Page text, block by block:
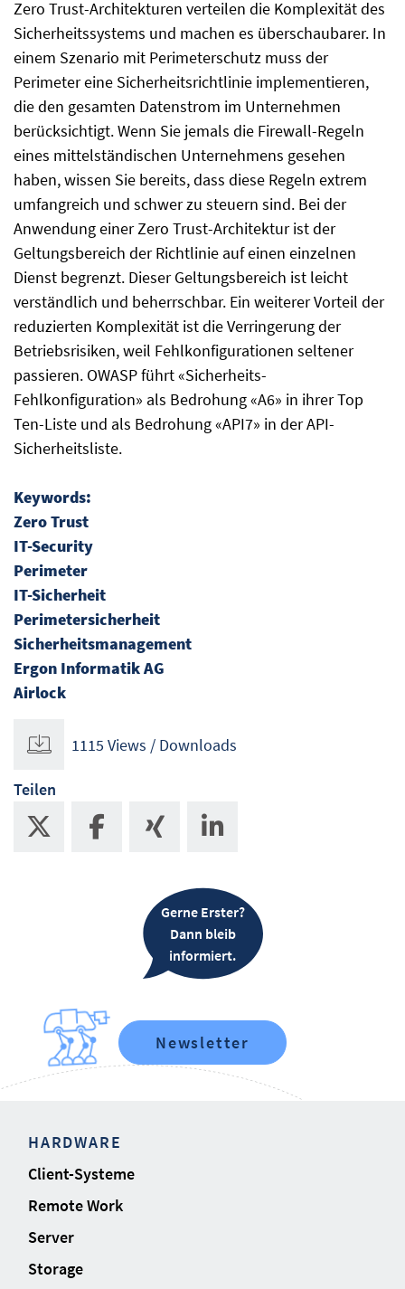
Zero Trust-Architekturen verteilen die Komplexität des
Sicherheitssystems und machen es überschaubarer. In
einem Szenario mit Perimeterschutz muss der
Perimeter eine Sicherheitsrichtlinie implementieren,
die den gesamten Datenstrom im Unternehmen
berücksichtigt. Wenn Sie jemals die Firewall-Regeln
eines mittelständischen Unternehmens gesehen
haben, wissen Sie bereits, dass diese Regeln extrem
umfangreich und schwer zu steuern sind. Bei der
Anwendung einer Zero Trust-Architektur ist der
Geltungsbereich der Richtlinie auf einen einzelnen
Dienst begrenzt. Dieser Geltungsbereich ist leicht
verständlich und beherrschbar. Ein weiterer Vorteil der
reduzierten Komplexität ist die Verringerung der
Betriebsrisiken, weil Fehlkonfigurationen seltener
passieren. OWASP führt «Sicherheits-
Fehlkonfiguration» als Bedrohung «A6» in ihrer Top
Ten-Liste und als Bedrohung «API7» in der API-
Sicherheitsliste.
Keywords:
Zero Trust
IT-Security
Perimeter
IT-Sicherheit
Perimetersicherheit
Sicherheitsmanagement
Ergon Informatik AG
Airlock
1115 Views / Downloads
Teilen
Gerne Erster?
Dann bleib
informiert.
Newsletter
HARDWARE
Client-Systeme
Remote Work
Server
Storage